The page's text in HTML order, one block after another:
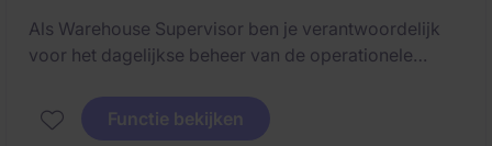
Als Warehouse Supervisor ben je verantwoordelijk
voor het dagelijkse beheer van de operationele
kwaliteit en veiligheid. Je stuurt team leaders en
operatoren aan en speelt een sleutelrol in het
Functie bekijken